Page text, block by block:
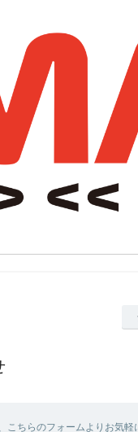
ちらのフォームよりお気軽